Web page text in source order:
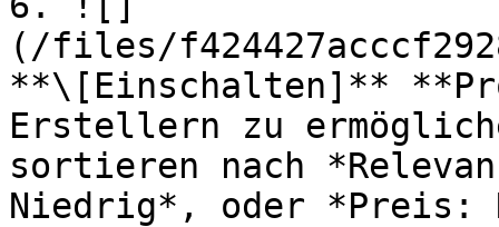
(/files/
**\[Einschalten]**
Erstellern zu
sortieren nach
Niedrig*, oder *Preis: